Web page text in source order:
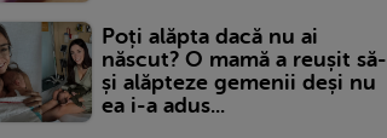
Poți alăpta dacă nu ai
născut? O mamă a reușit să-
și alăpteze gemenii deși nu
ea i-a adus...